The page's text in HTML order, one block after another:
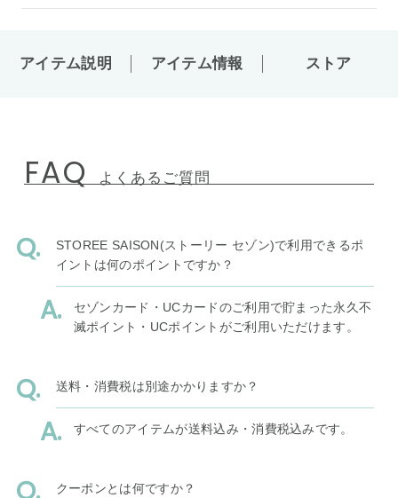
アイテム説明 アイテム情報 ストア
FAQ よくあるご質問
STOREE SAISON(ストーリー セゾン)で利用できるポ
イントは何のポイントですか？
セゾンカード・UCカードのご利用で貯まった永久不
滅ポイント・UCポイントがご利用いただけます。
送料・消費税は別途かかりますか？
すべてのアイテムが送料込み・消費税込みです。
クーポンとは何ですか？